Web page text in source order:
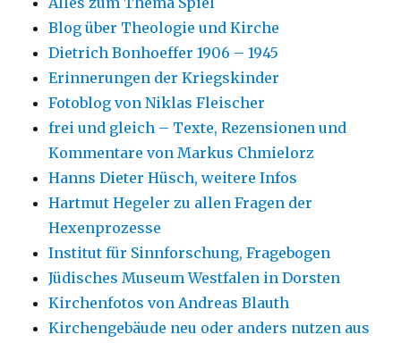
Blog über Theologie und Kirche
Dietrich Bonhoeffer 1906 – 1945
Erinnerungen der Kriegskinder
Fotoblog von Niklas Fleischer
frei und gleich – Texte, Rezensionen und
Kommentare von Markus Chmielorz
Hanns Dieter Hüsch, weitere Infos
Hartmut Hegeler zu allen Fragen der
Hexenprozesse
Institut für Sinnforschung, Fragebogen
Jüdisches Museum Westfalen in Dorsten
Kirchenfotos von Andreas Blauth
Kirchengebäude neu oder anders nutzen aus